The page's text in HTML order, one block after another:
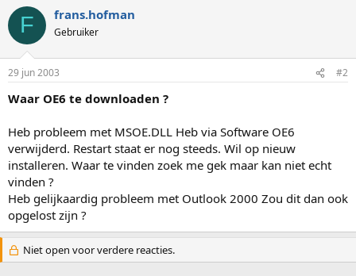
F frans.hofman
Gebruiker
29 jun 2003 #2
Waar OE6 te downloaden ?
Heb probleem met MSOE.DLL Heb via Software OE6
verwijderd. Restart staat er nog steeds. Wil op nieuw
installeren. Waar te vinden zoek me gek maar kan niet echt
vinden ?
Heb gelijkaardig probleem met Outlook 2000 Zou dit dan ook
opgelost zijn ?
Niet open voor verdere reacties.